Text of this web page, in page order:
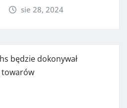
sie 28, 2024